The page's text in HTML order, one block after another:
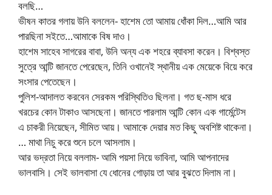
বলছি…
ভীষন কাতর গলায় উনি বললেন- হাশেম তো আমায় ধোঁকা দিল…আমি আর
পারছিনা সইতে…আমাকে বিষ দাও।
হাশেম সাহেব সাগরের বাবা, উনি অন্য এক শহরে ব্যাবসা করেন। বিশ্বস্ত
সুত্রে আন্টি জানতে পেরেছেন, তিনি ওখানেই স্থানীয় এক মেয়েকে বিয়ে করে
সংসার পেতেছেন।
পুলিশ-আদালত করবেন সেরকম পরিস্থিতিও ছিলনা। গত ছ-মাস ধরে
খরচের কোন টাকাও আসছেনা। জানতে পারলাম আন্টি কোন এক গার্মেন্টেস
এ চাকরী নিয়েছেন, সীমিত আয়। আমাকে দেয়ার মত কিছু অবশিষ্ট থাকেনা।
… মাথা নিচু করে শুনে চলে আসলাম।
আর ভদ্রতা নিয়ে বললাম- আমি পয়সা নিয়ে ভাবিনা, আমি আপনাদের
ভালবাসি। সেই ভালবাসা যে ধোনের গোড়ায় তা আর বুঝতে দিলাম না।